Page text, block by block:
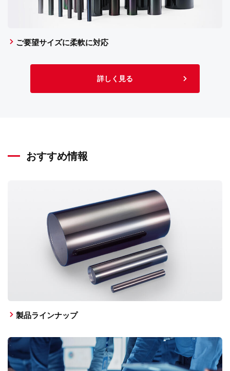
ご要望サイズに柔軟に対応
詳しく見る
おすすめ情報
製品ラインナップ